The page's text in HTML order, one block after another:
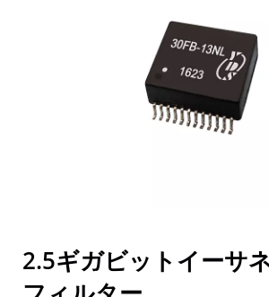
2.5ギガビットイーサ